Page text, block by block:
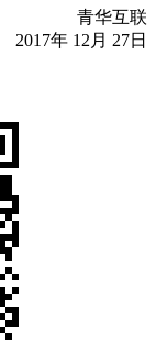
青华互联
2017年 12月 27日